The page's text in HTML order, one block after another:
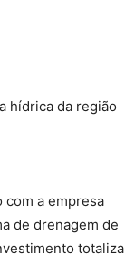
hídrica da região
com a empresa
de drenagem de
totaliza